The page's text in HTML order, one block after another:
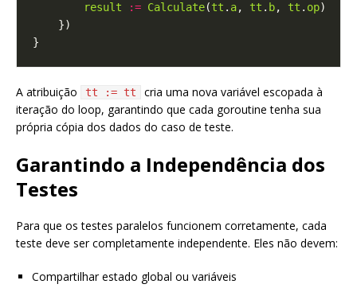
result := Calculate(tt . a, tt . b, tt . op
A atribuição tt := tt
cria uma nova variável escopada à
iteração do loop, garantindo que cada goroutine tenha sua
própria cópia dos dados do caso de teste.
Garantindo a Independência dos
Testes
Para que os testes paralelos funcionem corretamente, cada
teste deve ser completamente independente. Eles não devem:
Compartilhar estado global ou variáveis